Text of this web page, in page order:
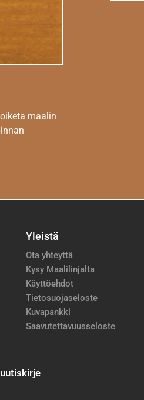
maalin
Yleistä
Ota yhteyttä
Kysy Maalilinjalta
Käyttöehdot
Tietosuojaseloste
Kuvapankki
Saavutettavuusseloste